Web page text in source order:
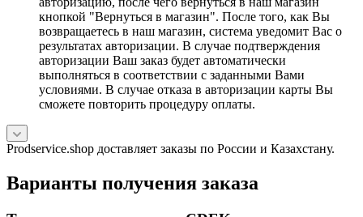
кнопкой "Вернуться в магазин". После того, как Вы
возвращаетесь в наш магазин, система уведомит Вас о
результатах авторизации. В случае подтверждения
авторизации Ваш заказ будет автоматически
выполняться в соответствии с заданными Вами
условиями. В случае отказа в авторизации карты Вы
сможете повторить процедуру оплаты.
Prodservice.shop доставляет заказы по России и Казахстану.
Варианты получения заказа